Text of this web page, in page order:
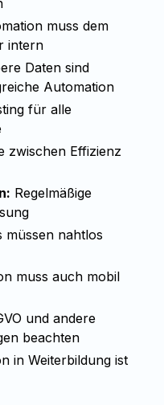
muss dem
intern
Daten sind
Automation
für alle
zwischen Effizienz
Regelmäßige
müssen nahtlos
muss auch mobil
und andere
beachten
in Weiterbildung ist